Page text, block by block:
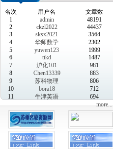
名次 用户名
文章数
1
admin
48191
2
ckzl2022
44437
3
sksx2021
3564
4
华师数学
2302
5
yuwen123
1999
6
ttkd
1487
7
沪化101
981
8
Chen13339
883
9
苏科物理
806
10
bora18
712
11
牛津英语
694
more...